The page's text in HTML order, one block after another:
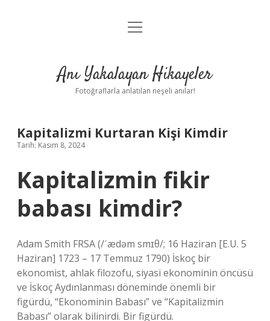
Anasayfa
Yasal Uyarı
menüyü
Anı Yakalayan Hikayeler
Fotoğraflarla anlatılan neşeli anılar!
Kapitalizmi Kurtaran Kişi Kimdir
Tarih: Kasım 8, 2024
Kapitalizmin fikir
babası kimdir?
Adam Smith FRSA (/ˈædəm smɪθ/; 16 Haziran [E.U. 5
Haziran] 1723 – 17 Temmuz 1790) İskoç bir
ekonomist, ahlak filozofu, siyasi ekonominin öncüsü
ve İskoç Aydınlanması döneminde önemli bir
figürdü, “Ekonominin Babası” ve “Kapitalizmin
Babası” olarak bilinirdi. Bir figürdü.